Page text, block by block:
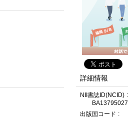
詳細情報
NII書誌ID(NCID)
BA13795027
出版国コード